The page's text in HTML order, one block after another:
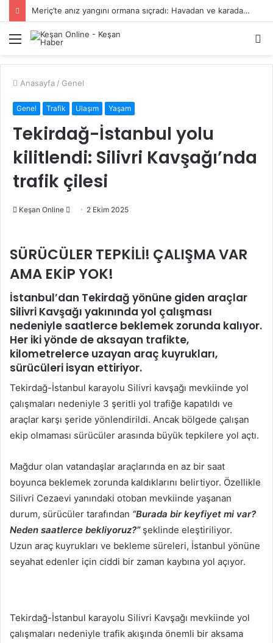
Meriç’te anız yangını ormana sıçradı: Havadan ve karadan müdahale sürüyor
Menü
Anasayfa / Genel
Genel Trafik Ulaşım Yaşam
Tekirdağ-İstanbul yolu
kilitlendi: Silivri Kavşağı’nda
trafik çilesi
Keşan Online
göndermek
2 Ekim 2025
SÜRÜCÜLER TEPKİLİ! ÇALIŞMA VAR
AMA EKİP YOK!
İstanbul’dan Tekirdağ yönüne giden araçlar
Silivri Kavşağı yakınında yol çalışması
nedeniyle saatlerce beklemek zorunda kalıyor.
Her iki yönde de aksayan trafikte,
kilometrelerce uzayan araç kuyrukları,
sürücüleri isyan ettiriyor.
Tekirdağ-İstanbul karayolu Silivri kavşağı mevkiinde yol
çalışmaları nedeniyle 3 şeritli yol trafiğe kapatıldı ve
araçlar karşı şeride yönlendirildi. Ancak bölgede çalışan
ekip olmaması sürücüler arasında büyük tepkilere yol açtı.
Mağdur olan vatandaşlar araçlarında en az bir saat
boyunca beklemek zorunda kaldıklarını belirtiyor. Özellikle
Silivri Cezaevi yanındaki otoban mevkiinde yaşanan
durum, sürücüler tarafından “Burada bir keyfiyet mi var?
Neden saatlerce bekliyoruz?”şeklinde eleştiriliyor.
Uzun araç kuyrukları ve bekleme süreleri, İstanbul yönüne
seyahat edenler için ciddi bir zaman kaybına yol açıyor.
Tekirdağ-İstanbul karayolu Silivri Kavşağı mevkiinde yol
çalışmaları nedeniyle trafik akışında önemli bir aksama